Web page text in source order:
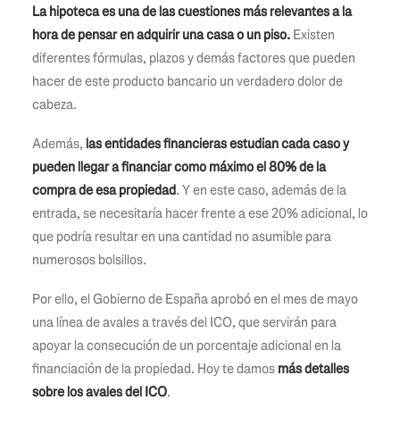
La hipoteca es una de las cuestiones más relevantes a la
hora de pensar en adquirir una casa o un piso. Existen
diferentes fórmulas, plazos y demás factores que pueden
hacer de este producto bancario un verdadero dolor de
cabeza.
Además, las entidades financieras estudian cada caso y
pueden llegar a financiar como máximo el 80% de la
compra de esa propiedad. Y en este caso, además de la
entrada, se necesitaría hacer frente a ese 20% adicional, lo
que podría resultar en una cantidad no asumible para
numerosos bolsillos.
Por ello, el Gobierno de España aprobó en el mes de mayo
una línea de avales a través del ICO, que servirán para
apoyar la consecución de un porcentaje adicional en la
financiación de la propiedad. Hoy te damos más detalles
sobre los avales del ICO.